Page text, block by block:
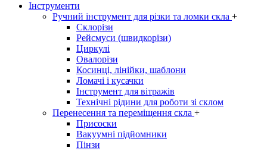
Інструменти
Ручний інструмент для різки та ломки скла +
Склорізи
Рейсмуси (швидкорізи)
Циркулі
Овалорізи
Косинці, лінійки, шаблони
Ломачі і кусачки
Інструмент для вітражів
Технічні рідини для роботи зі склом
Перенесення та переміщення скла +
Присоски
Вакуумні підйомники
Пінзи